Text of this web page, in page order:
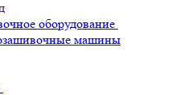
оборудование
машины